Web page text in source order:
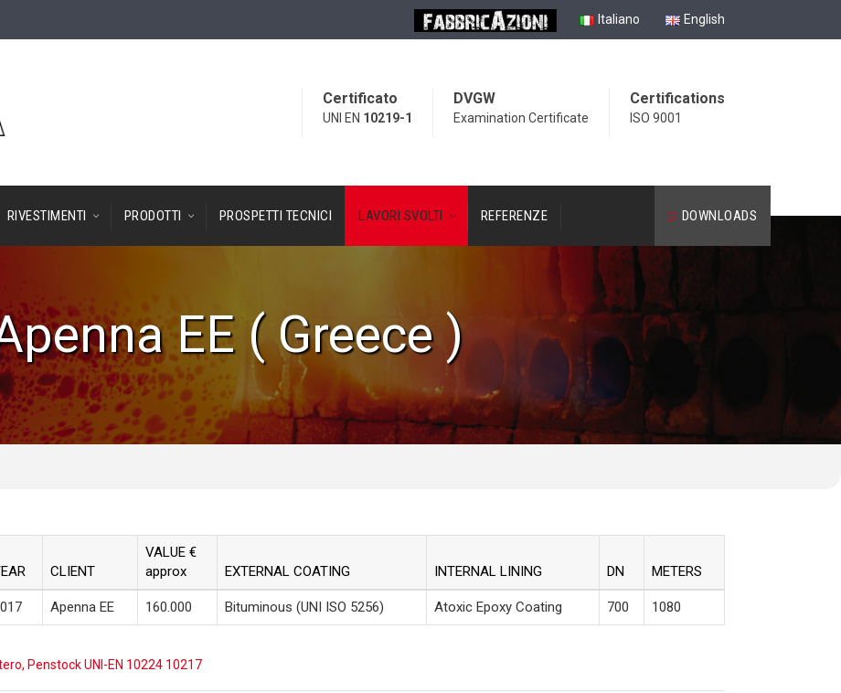
Italiano English
Certifications
ISO 9001
DVGW
Examination Certificate
Certificato
UNI EN 10219-1
RIVESTIMENTI PRODOTTI PROSPETTI TECNICI LAVORI SVOLTI REFERENZE DOWNLOADS
EE ( Greece )
CLIENT
VALUE €
approx
EXTERNAL COATING INTERNAL LINING DN METERS
Apenna EE 160.000 Bituminous (UNI ISO 5256) Atoxic Epoxy Coating 700 1080
, Penstock UNI-EN 10224 10217